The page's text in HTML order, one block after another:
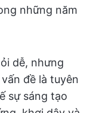
những năm
dễ, nhưng
đề là tuyên
sự sáng tạo